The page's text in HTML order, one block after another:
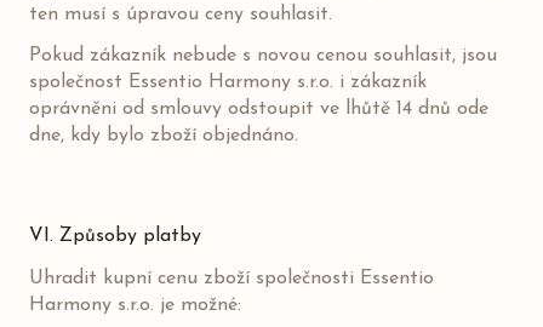
ten musí s úpravou ceny souhlasit.
Pokud zákazník nebude s novou cenou souhlasit, jsou
společnost Essentio Harmony s.r.o. i zákazník
oprávněni od smlouvy odstoupit ve lhůtě 14 dnů ode
dne, kdy bylo zboží objednáno.
VI. Způsoby platby
Uhradit kupní cenu zboží společnosti Essentio
Harmony s.r.o. je možné: